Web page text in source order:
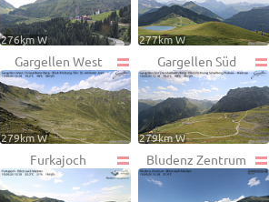
276km W 277km W
Gargellen West
279km W
Gargellen Süd
279km W
Furkajoch Bludenz Zentrum